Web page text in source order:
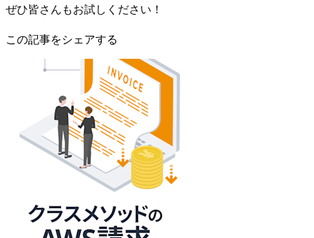
ぜひ皆さんもお試しください！
この記事をシェアする